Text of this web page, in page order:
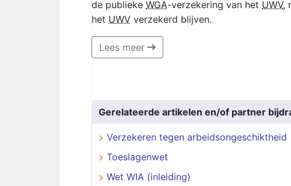
de publieke WGA-verzekering van het UWV,
het UWV verzekerd blijven.
Lees meer
Gerelateerde artikelen en/of partner
Verzekeren tegen arbeidsongeschiktheid
Toeslagenwet
Wet WIA (inleiding)